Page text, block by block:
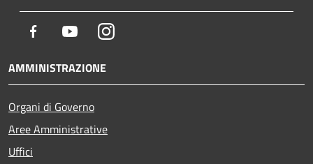
Facebook YoutubeInstagram
AMMINISTRAZIONE
Organi di Governo
Aree Amministrative
Uffici